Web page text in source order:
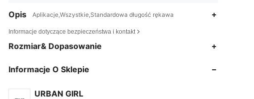
Opis Aplikacje,Wszystkie,Standardowa długość rękawa
Informacje dotyczące bezpieczeństwa i kontakt
Rozmiar& Dopasowanie
Informacje O Sklepie
URBAN GIRL
4,87
4,87
851